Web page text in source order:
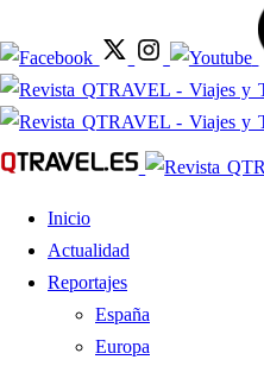
Inicio
Actualidad
Reportajes
España
Europa